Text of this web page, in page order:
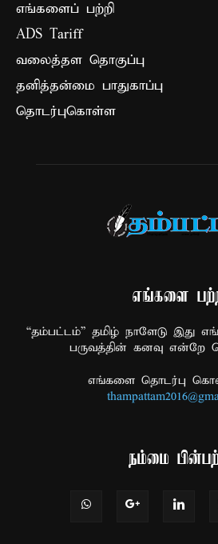
எங்களைப் பற்றி
ADS Tariff
வலைத்தள தொகுப்பு
தனித்தன்மை பாதுகாப்பு
தொடர்புகொள்ள
எங்களை
“தம்பட்டம்” தமிழ் நாளேடு இது
பருவத்தின் கனவு
எங்களை தொடர்பு
நம்மை